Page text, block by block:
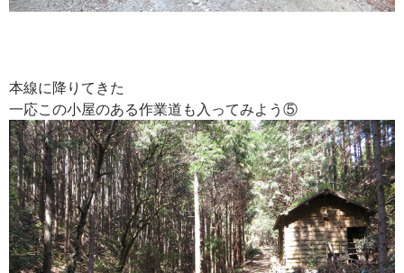
本線に降りてきた
一応この小屋のある作業道も入ってみよう⑤